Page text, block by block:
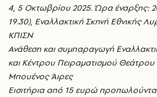
4, 5 Οκτωβρίου 2025. Ώρα έναρξης:
19.30), Εναλλακτική Σκηνή Εθνικής
ΚΠΙΣΝ
Ανάθεση και συμπαραγωγή
και Κέντρου Πειραματισμού
Μπουένος Άιρες
Εισιτήρια από 15 ευρώ